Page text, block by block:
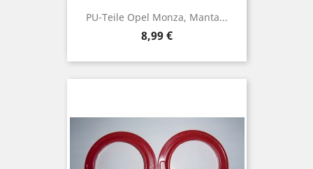
PU-Teile Opel Monza, Manta...
Preis
8,99 €